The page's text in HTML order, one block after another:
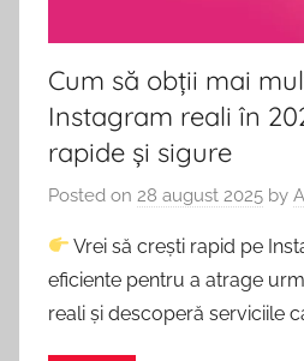
Facebook.
Pachete
Social
Media
de
Urmăritori,
100k
NR.1
România
Cum să obții mai
Instagram reali în
rapide și sigure
Posted on 28 august 2025 by
Vrei să crești rapid pe
eficiente pentru a atrage
reali și descoperă serviciile